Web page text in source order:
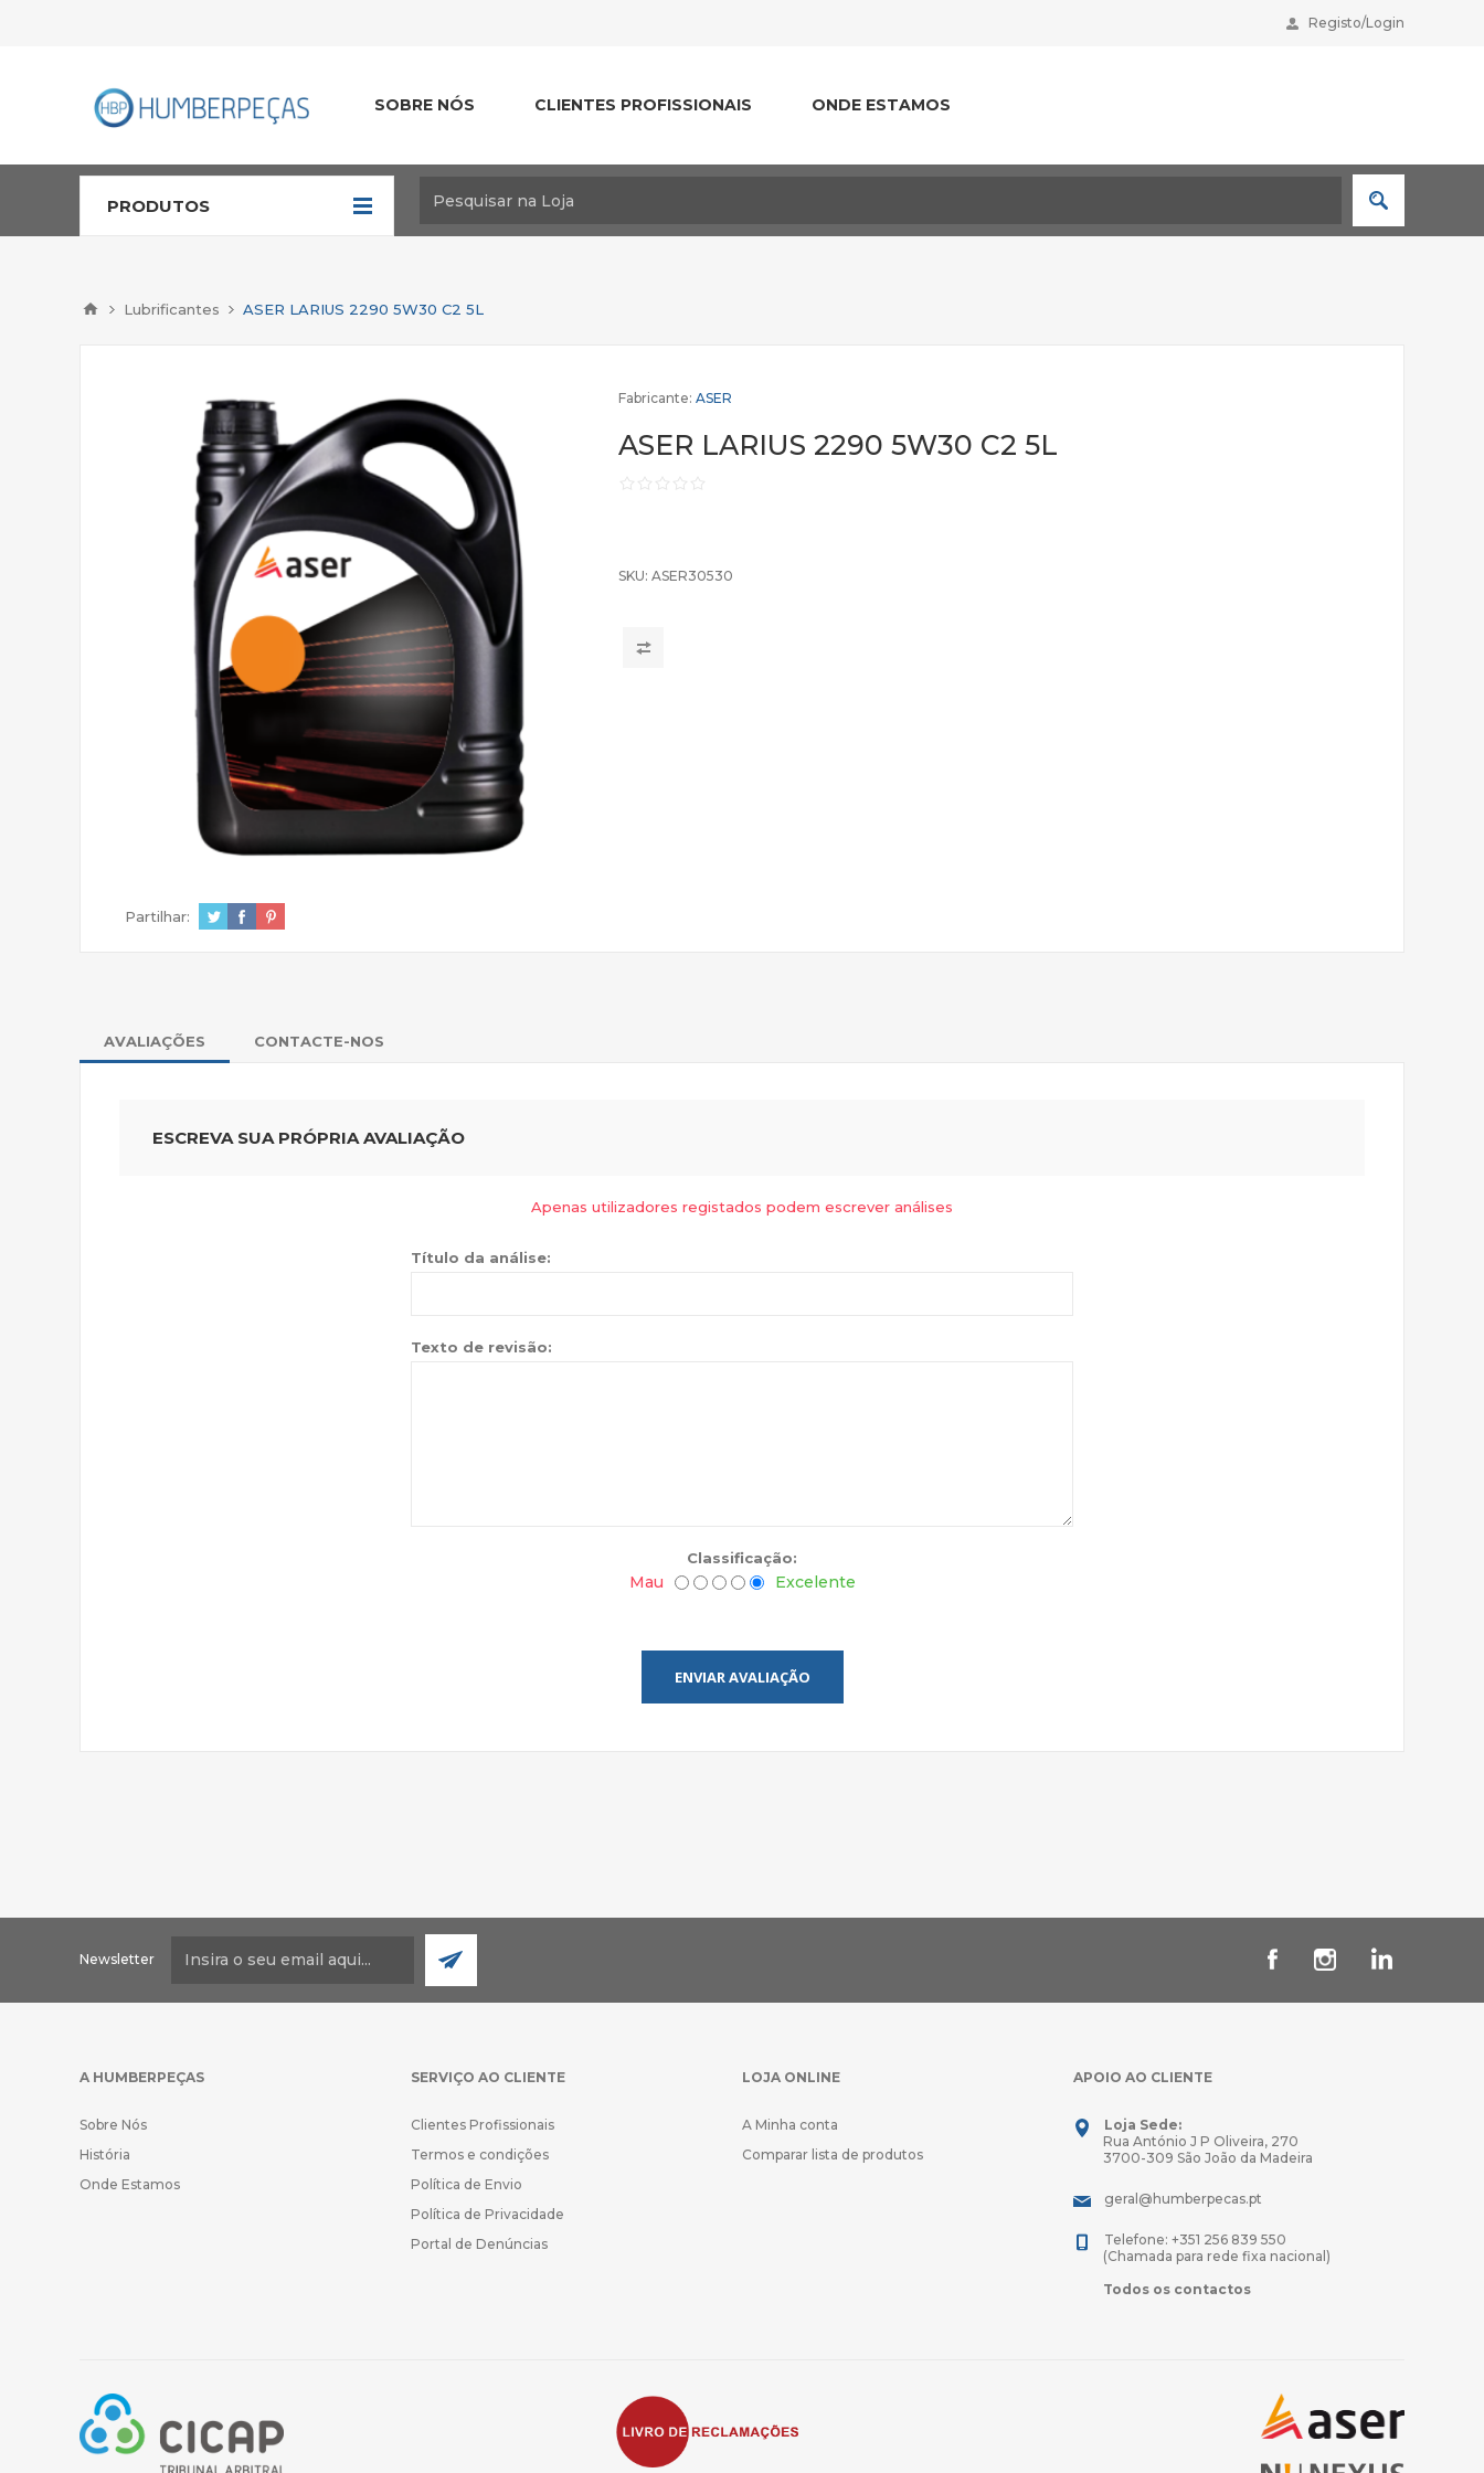
Registo/Login
SOBRE NÓS CLIENTES PROFISSIONAIS ONDE ESTAMOS
PRODUTOS
Lubrificantes ASER LARIUS 2290 5W30 C2 5L
Fabricante: ASER
ASER LARIUS 2290 5W30 C2 5L
SKU: ASER30530
Partilhar:
AVALIAÇÕES CONTACTE-NOS
ESCREVA SUA PRÓPRIA AVALIAÇÃO
Apenas utilizadores registados podem escrever análises
Título da análise:
Texto de revisão:
Classificação:
Mau Excelente
ENVIAR AVALIAÇÃO
Newsletter
A HUMBERPEÇAS
Sobre Nós
História
Onde Estamos
SERVIÇO AO CLIENTE
Clientes Profissionais
Termos e condições
Política de Envio
Política de Privacidade
Portal de Denúncias
LOJA ONLINE
A Minha conta
Comparar lista de produtos
APOIO AO CLIENTE
Loja Sede:
Rua António J P Oliveira, 270
3700-309 São João da Madeira
geral@humberpecas.pt
Telefone: +351 256 839 550
(Chamada para rede fixa nacional)
Todos os contactos